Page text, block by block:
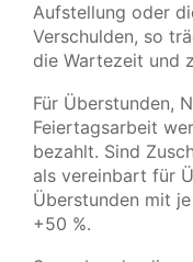
Aufstellung oder
Verschulden, so
die Wartezeit und
Für Überstunden,
Feiertagsarbeit
bezahlt. Sind
als vereinbart für
Überstunden mit
+50 %.